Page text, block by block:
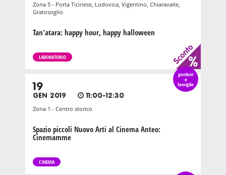
Zona 5 - Porta Ticinese, Lodovica, Vigentino, Chiaravalle,
Gratosoglio
Tan'atara: happy hour, happy halloween
LABORATORIO
genitori
e
famiglie
19
GEN 2019 11:00-12:30
Zona 1 - Centro storico
Spazio piccoli Nuovo Arti al Cinema Anteo:
Cinemamme
CINEMA